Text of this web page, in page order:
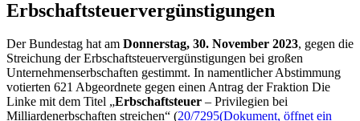
Streichung der Erbschaftsteuervergünstigungen bei großen
Unternehmenserbschaften gestimmt. In namentlicher Abstimmung
Linke mit dem Titel „Erbschaftsteuer– Privilegien bei
Milliardenerbschaften streichen“ (20/7295(Dokument, öffnet ein
neues Fenster)). 31 Abgeordnete haben sich für die Vorlage
ausgesprochen und ein Parlamentarier hat sich enthalten. Der Antrag
sah die Streichung aller Vergünstigungen für große